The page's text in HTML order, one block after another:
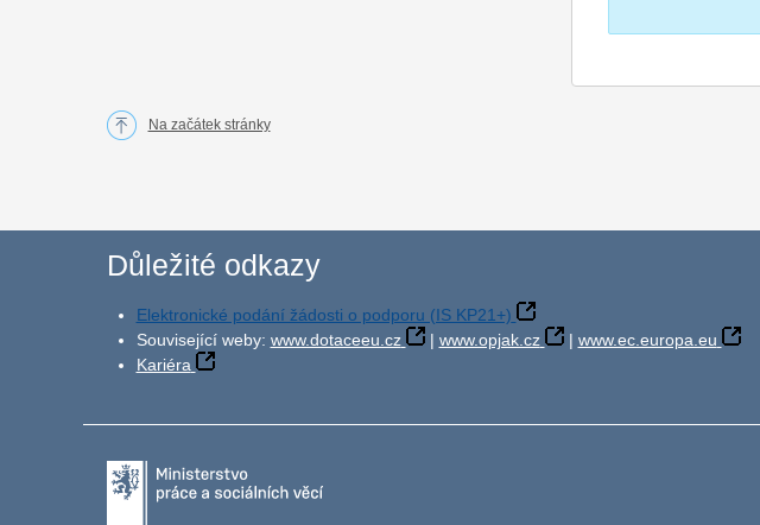
Na začátek stránky
Důležité odkazy
Elektronické podání žádosti o podporu (IS KP21+)
Související weby: www.dotaceeu.cz | www.opjak.cz | www.ec.europa.eu
Kariéra